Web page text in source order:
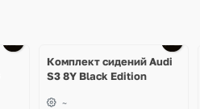
Комплект сидений Audi
S3 8Y Black Edition
~